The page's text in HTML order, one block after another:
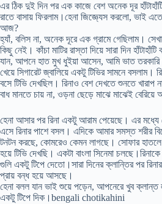
এর ঠিক দুই দিন পর এক কাজে বেশ অনেক দূর
রাতে বাসায় ফিরলাম।হেনা জিজ্ঞ্যেস করলো, ভাই
আজ?
হ্যাঁ, বলিস না, অনেক দূরে এক গ্রামে গেছিলাম।
কিছু নেই। কাঁচা মাটির রাস্তা দিয়ে সারা দিন
যান, আপনে হাত মুখ ধুইয়া আসেন, আমি ভাত তরকারি
খেয়ে সিগারেট জ্বালিয়ে একটু টিভির সামনে বসলাম।
বসে টিভি দেখছিল। রিনাও বেশ দেখতে শুনতে
বাধ মানতে চায় না, ওড়না ছেড়ে মাঝে মাঝেই
হেনা আসার পর রিনা একটু আরাম পেয়েছে। এর মধ্যে
এসে রিনার পাশে বসল। এদিকে আমার সমস্ত শরীর
টনটন করছে, কোমরেও কেমন লাগছে। সোফার হাতলে
হয়ে টিভি দেখছি। একটা বাংলা সিনেমা
গুলি একটু টিপে দেতো।সারা দিনের ক্লান্তির পর
প্রায় বন্ধ হয়ে আসছে।
হেনা বলল যান ভাই শুয়ে পড়েন, আপনেরে খুব
একটু টিপে দিক।bengali chotikahini